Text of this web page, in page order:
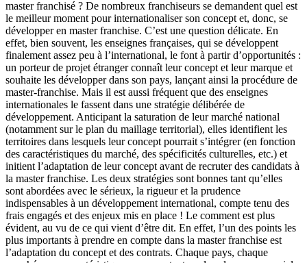
master franchisé ? De nombreux franchiseurs se demandent quel est
le meilleur moment pour internationaliser son concept et, donc, se
développer en master franchise. C’est une question délicate. En
effet, bien souvent, les enseignes françaises, qui se développent
finalement assez peu à l’international, le font à partir d’opportunités :
un porteur de projet étranger connaît leur concept et leur marque et
souhaite les développer dans son pays, lançant ainsi la procédure de
master-franchise. Mais il est aussi fréquent que des enseignes
internationales le fassent dans une stratégie délibérée de
développement. Anticipant la saturation de leur marché national
(notamment sur le plan du maillage territorial), elles identifient les
territoires dans lesquels leur concept pourrait s’intégrer (en fonction
des caractéristiques du marché, des spécificités culturelles, etc.) et
initient l’adaptation de leur concept avant de recruter des candidats à
la master franchise. Les deux stratégies sont bonnes tant qu’elles
sont abordées avec le sérieux, la rigueur et la prudence
indispensables à un développement international, compte tenu des
frais engagés et des enjeux mis en place ! Le comment est plus
évident, au vu de ce qui vient d’être dit. En effet, l’un des points les
plus importants à prendre en compte dans la master franchise est
l’adaptation du concept et des contrats. Chaque pays, chaque